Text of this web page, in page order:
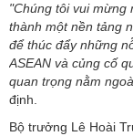
"Chúng tôi vui mừng
thành một nền tảng
để thúc đẩy những
ASEAN và củng cố
quan trọng nằm
định.
Bộ trưởng Lê Hoài